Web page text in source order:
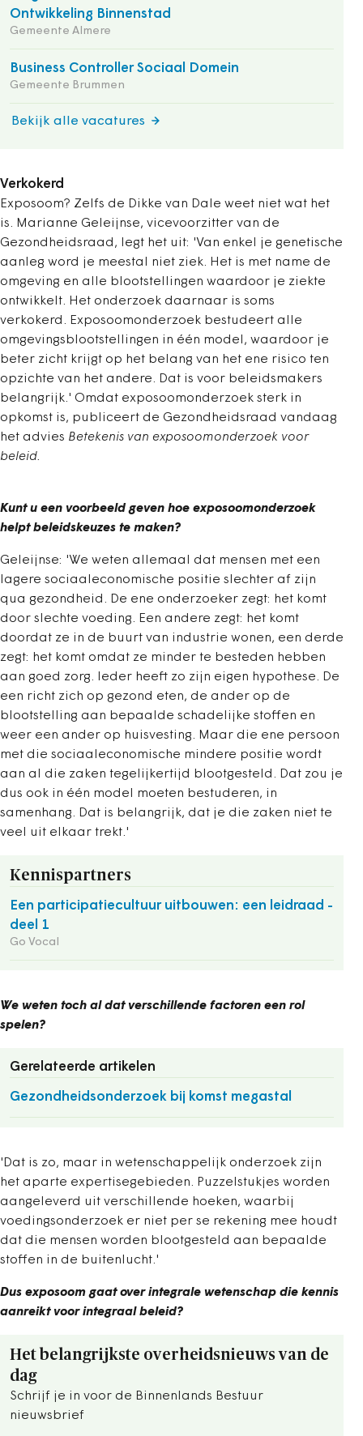
Ontwikkeling Binnenstad
Gemeente Almere
Business Controller Sociaal Domein
Gemeente Brummen
Bekijk alle vacatures
Verkokerd
Exposoom? Zelfs de Dikke van Dale weet niet wat het
is. Marianne Geleijnse, vicevoorzitter van de
Gezondheidsraad, legt het uit: 'Van enkel je genetische
aanleg word je meestal niet ziek. Het is met name de
omgeving en alle blootstellingen waardoor je ziekte
ontwikkelt. Het onderzoek daarnaar is soms
verkokerd. Exposoomonderzoek bestudeert alle
omgevingsblootstellingen in één model, waardoor je
beter zicht krijgt op het belang van het ene risico ten
opzichte van het andere. Dat is voor beleidsmakers
belangrijk.' Omdat exposoomonderzoek sterk in
opkomst is, publiceert de Gezondheidsraad vandaag
het advies Betekenis van exposoomonderzoek voor
beleid.
Kunt u een voorbeeld geven hoe exposoomonderzoek
helpt beleidskeuzes te maken?
Geleijnse: 'We weten allemaal dat mensen met een
lagere sociaaleconomische positie slechter af zijn
qua gezondheid. De ene onderzoeker zegt: het komt
door slechte voeding. Een andere zegt: het komt
doordat ze in de buurt van industrie wonen, een derde
zegt: het komt omdat ze minder te besteden hebben
aan goed zorg. Ieder heeft zo zijn eigen hypothese. De
een richt zich op gezond eten, de ander op de
blootstelling aan bepaalde schadelijke stoffen en
weer een ander op huisvesting. Maar die ene persoon
met die sociaaleconomische mindere positie wordt
aan al die zaken tegelijkertijd blootgesteld. Dat zou je
dus ook in één model moeten bestuderen, in
samenhang. Dat is belangrijk, dat je die zaken niet te
veel uit elkaar trekt.'
Kennispartners
Een participatiecultuur uitbouwen: een leidraad -
deel 1
Go Vocal
We weten toch al dat verschillende factoren een rol
spelen?
Gerelateerde artikelen
Gezondheidsonderzoek bij komst megastal
'Dat is zo, maar in wetenschappelijk onderzoek zijn
het aparte expertisegebieden. Puzzelstukjes worden
aangeleverd uit verschillende hoeken, waarbij
voedingsonderzoek er niet per se rekening mee houdt
dat die mensen worden blootgesteld aan bepaalde
stoffen in de buitenlucht.'
Dus exposoom gaat over integrale wetenschap die kennis
aanreikt voor integraal beleid?
Het belangrijkste overheidsnieuws van de
dag
Schrijf je in voor de Binnenlands Bestuur
nieuwsbrief